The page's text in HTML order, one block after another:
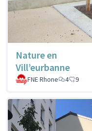
Nature en
Vill’eurbanne
FNE Rhone
4 9